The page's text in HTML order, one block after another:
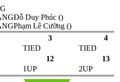
Đỗ Duy Phúc ()
Phạm Lê Cường ()
3
4
TIED
TIED
12
13
1UP 2UP